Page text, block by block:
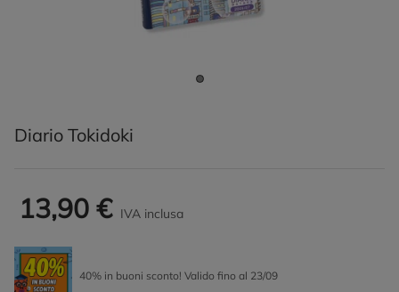
Diario Tokidoki
13,90 € IVA inclusa
40% in buoni sconto! Valido fino al 23/09